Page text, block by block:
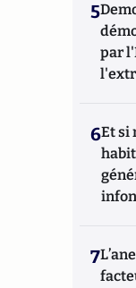
5
par
6Et si
7